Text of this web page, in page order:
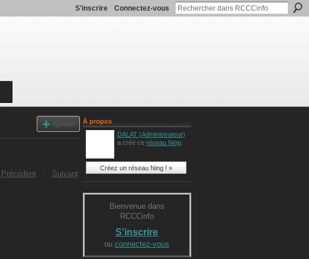
S'inscrire Connectez-vous
Ajouter
Précédent Suivant
À propos
DALAT (Administrateur)
a créé ce réseau Ning.
Créez un réseau Ning ! »
Bienvenue dans
RCCCinfo
S'inscrire
ou connectez-vous